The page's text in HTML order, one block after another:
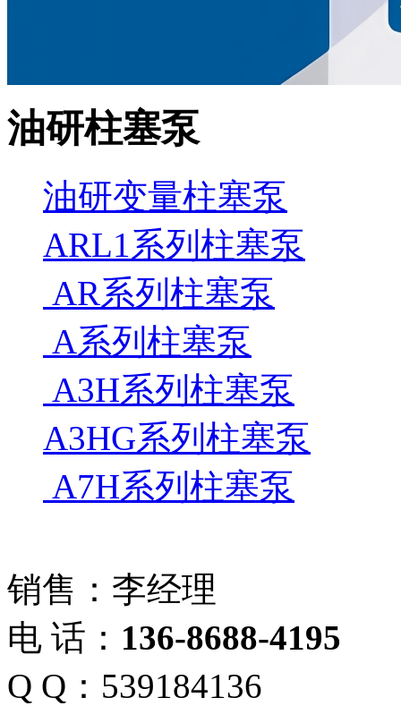
油研柱塞泵
油研变量柱塞泵
ARL1系列柱塞泵
AR系列柱塞泵
A系列柱塞泵
A3H系列柱塞泵
A3HG系列柱塞泵
A7H系列柱塞泵
销售：李经理
电 话： 136-8688-4195
Q Q：539184136